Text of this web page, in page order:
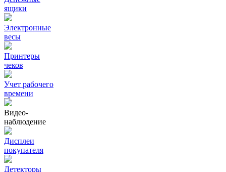
ящики
Электронные
весы
Принтеры
чеков
Учет рабочего
времени
Видео‑
наблюдение
Дисплеи
покупателя
Детекторы